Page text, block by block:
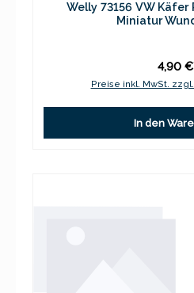
Welly 73156 VW
Miniatur
4,90
Preise inkl. MwSt.
In den